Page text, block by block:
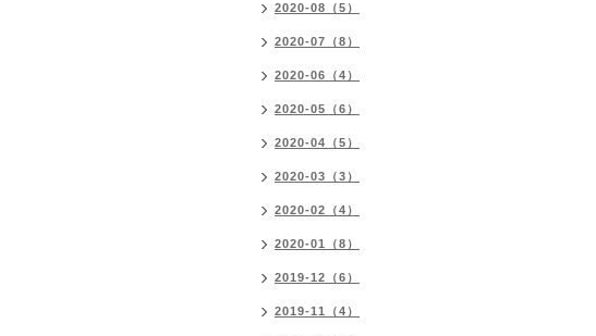
2020-08（5）
2020-07（8）
2020-06（4）
2020-05（6）
2020-04（5）
2020-03（3）
2020-02（4）
2020-01（8）
2019-12（6）
2019-11（4）